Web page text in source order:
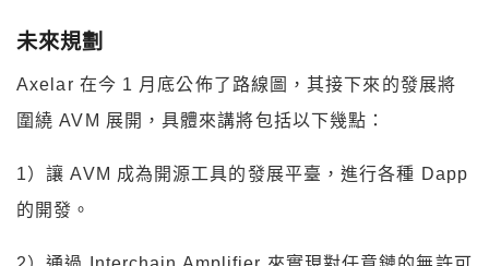
未來規劃
Axelar 在今 1 月底公佈了路線圖，其接下來的發展將
圍繞 AVM 展開，具體來講將包括以下幾點：
1）讓 AVM 成為開源工具的發展平臺，進行各種 Dapp
的開發。